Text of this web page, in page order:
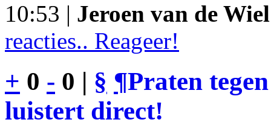
10:53 | Jeroen van de Wiel
reacties.. Reageer!
+ 0 - 0 | § ¶Praten
luistert direct!